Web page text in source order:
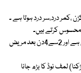
،کمر درد،سر درد ہوتا ہے ۔
کرتے ہیں۔
پیٹ میں درد،الٹی ،چکر،دست اور گلے میں سوزش ہوجاتی ہے اور 2سے4دن بعد مریض
لمف نوڈ کا بڑھ جانا